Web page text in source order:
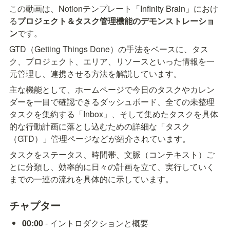
この動画は、Notionテンプレート「Infinity Brain」におけ
るプロジェクト＆タスク管理機能のデモンストレーショ
ンです。
GTD（Getting Things Done）の手法をベースに、タス
ク、プロジェクト、エリア、リソースといった情報を一
元管理し、連携させる方法を解説しています。
主な機能として、ホームページで今日のタスクやカレン
ダーを一目で確認できるダッシュボード、全ての未整理
タスクを集約する「Inbox」、そして集めたタスクを具体
的な行動計画に落とし込むための詳細な「タスク
（GTD）」管理ページなどが紹介されています。
タスクをステータス、時間帯、文脈（コンテキスト）ご
とに分類し、効率的に日々の計画を立て、実行していく
までの一連の流れを具体的に示しています。
チャプター
00:00 - イントロダクションと概要